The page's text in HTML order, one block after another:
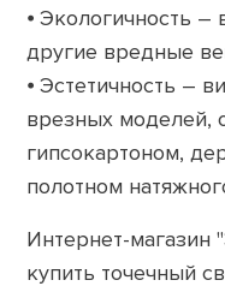
⦁ Экологичность –
другие вредные
⦁ Эстетичность –
врезных моделей,
гипсокартоном,
полотном
Интернет-магазин
купить точечный